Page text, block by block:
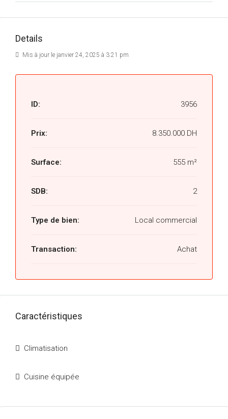
Details
Mis à jour le janvier 24, 2025 à 3:21 pm
ID: 3956
Prix: 8.350.000 DH
Surface: 555 m²
SDB: 2
Type de bien: Local commercial
Transaction: Achat
Caractéristiques
Climatisation
Cuisine équipée